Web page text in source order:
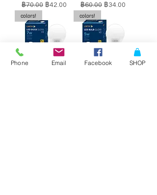
ราคาปกติ
฿70.00 ราคาขายลด
฿42.00
ราคาปกติ
฿60.00 ราคาขายลด
฿34.00
colors!
colors!
Phone Email Facebook SHOP